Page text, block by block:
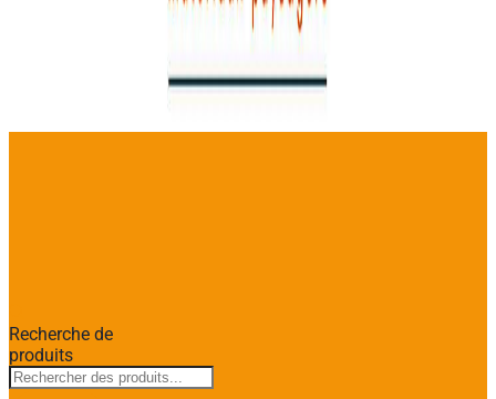
Recherche de
produits